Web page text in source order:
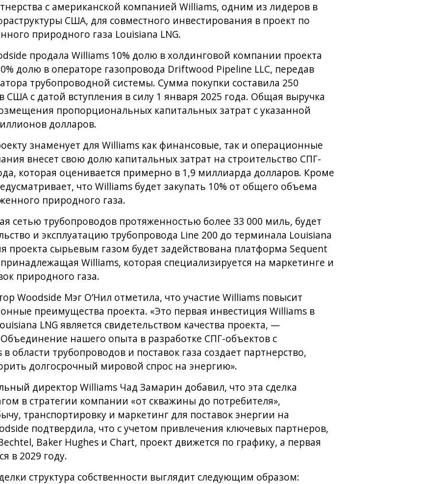
с американской компанией Williams, одним из лидеров в
США, для совместного инвестирования в проект по
природного газа Louisiana LNG.
продала Williams 10% долю в холдинговой компании проекта
долю в операторе газопровода Driftwood Pipeline LLC, передав
трубопроводной системы. Сумма покупки составила 250
с датой вступления в силу 1 января 2025 года. Общая выручка
пропорциональных капитальных затрат с указанной
долларов.
знаменует для Williams как финансовые, так и операционные
внесет свою долю капитальных затрат на строительство СПГ-
которая оценивается примерно в 1,9 миллиарда долларов. Кроме
что Williams будет закупать 10% от общего объема
природного газа.
сетью трубопроводов протяженностью более 33 000 миль, будет
и эксплуатацию трубопровода Line 200 до терминала Louisiana
проекта сырьевым газом будет задействована платформа Sequent
Williams, которая специализируется на маркетинге и
природного газа.
Woodside Мэг О’Нил отметила, что участие Williams повысит
преимущества проекта. «Это первая инвестиция Williams в
LNG является свидетельством качества проекта, —
нашего опыта в разработке СПГ-объектов с
области трубопроводов и поставок газа создает партнерство,
долгосрочный мировой спрос на энергию».
директор Williams Чад Замарин добавил, что эта сделка
в стратегии компании «от скважины до потребителя»,
транспортировку и маркетинг для поставок энергии на
подтвердила, что с учетом привлечения ключевых партнеров,
Baker Hughes и Chart, проект движется по графику, а первая
в 2029 году.
структура собственности выглядит следующим образом: